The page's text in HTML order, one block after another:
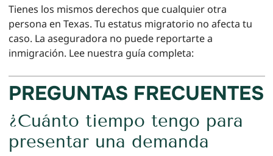
Tienes los mismos derechos que cualquier otra
persona en Texas. Tu estatus migratorio no afecta tu
caso. La aseguradora no puede reportarte a
inmigración. Lee nuestra guía completa:
PREGUNTAS FRECUENTES
¿Cuánto tiempo tengo para
presentar una demanda